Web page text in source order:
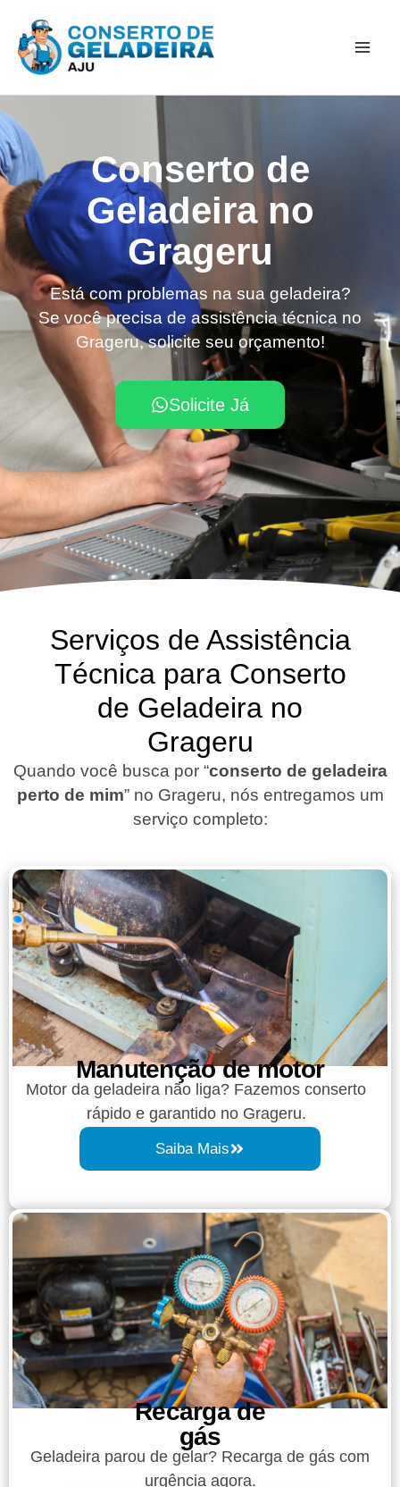
para
Conserto de
Geladeira no
Grageru
Está com problemas na sua geladeira?
Se você precisa de assistência técnica no
Grageru, solicite seu orçamento!
Solicite Já
Serviços de Assistência
Técnica para Conserto
de Geladeira no
Grageru
Quando você busca por “conserto de geladeira
perto de mim” no Grageru, nós entregamos um
serviço completo:
Manutenção de motor
Motor da geladeira não liga? Fazemos conserto
rápido e garantido no Grageru.
Saiba Mais
Recarga de
gás
Geladeira parou de gelar? Recarga de gás com
urgência agora.